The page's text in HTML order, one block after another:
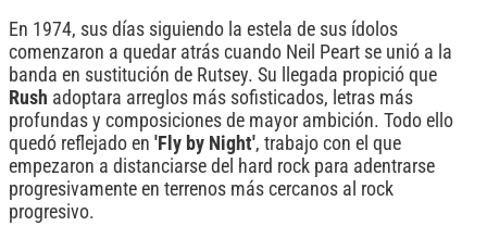
En 1974, sus días siguiendo la estela de sus ídolos
comenzaron a quedar atrás cuando Neil Peart se unió a la
banda en sustitución de Rutsey. Su llegada propició que
Rush adoptara arreglos más sofisticados, letras más
profundas y composiciones de mayor ambición. Todo ello
quedó reflejado en 'Fly by Night', trabajo con el que
empezaron a distanciarse del hard rock para adentrarse
progresivamente en terrenos más cercanos al rock
progresivo.